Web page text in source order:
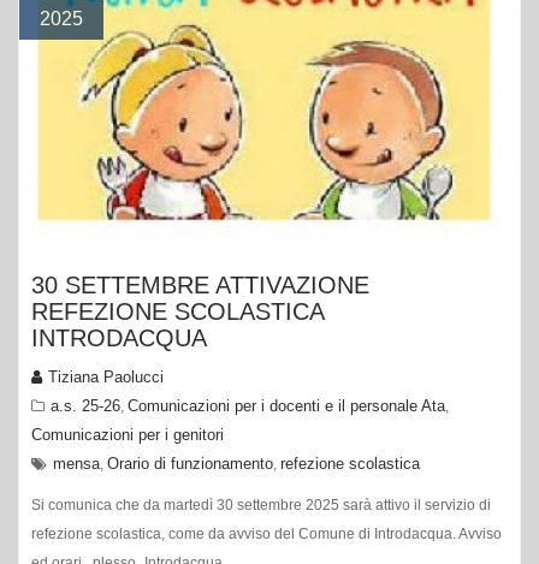
2025
30 SETTEMBRE ATTIVAZIONE
REFEZIONE SCOLASTICA
INTRODACQUA
Tiziana Paolucci
a.s. 25-26 Comunicazioni per i docenti e il personale Ata
Comunicazioni per i genitori
mensa Orario di funzionamento refezione scolastica
Si comunica che da martedì 30 settembre 2025 sarà attivo il servizio di
refezione scolastica, come da avviso del Comune di Introdacqua. Avviso